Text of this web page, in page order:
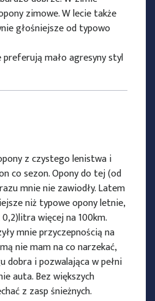
zimowe. W lecie także
głośniejsze od typowo
mało agresyny styl
z czystego lenistwa i
co sezon. Opony do tej (od
mnie nie zawiodły. Latem
niż typowe opony letnie,
więcej na 100km.
mnie przyczepnością na
nie mam na co narzekać,
dobra i pozwalająca w pełni
auta. Bez większych
z zasp śnieżnych.